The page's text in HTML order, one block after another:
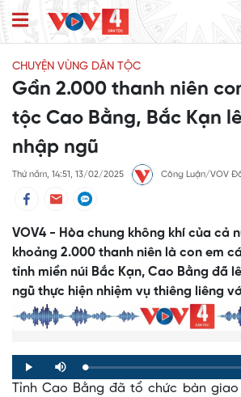
CHUYỆN VÙNG DÂN TỘC
Gần 2.000 thanh niên
tộc Cao Bằng, Bắc Kạn
nhập ngũ
Thứ năm, 14:51, 13/02/2025 Công Luận/VOV
VOV4 - Hòa chung không khí của cả
khoảng 2.000 thanh niên là con em
tỉnh miền núi Bắc Kạn, Cao Bằng đã
ngũ thực hiện nhiệm vụ thiêng liêng
Play Mute Loaded:
0%
Progress:
0%
Tỉnh Cao Bằng đã tổ chức bàn